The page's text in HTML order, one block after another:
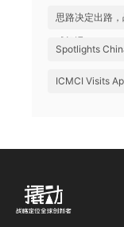
思路决定出路
球机遇
Spotlights
ICMCI Visits